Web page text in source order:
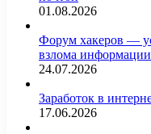
01.08.2026
Форум хакеров —
взлома информации
24.07.2026
Заработок в
17.06.2026